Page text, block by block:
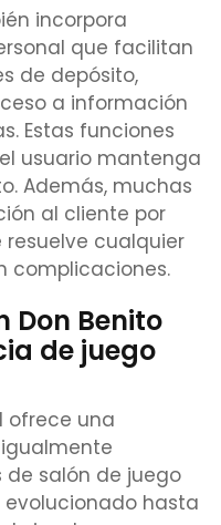
incorpora
que facilitan
de depósito,
a información
Estas funciones
usuario mantenga
Además, muchas
al cliente por
cualquier
complicaciones.
Don Benito
de juego
ofrece una
salón de juego
evolucionado hasta